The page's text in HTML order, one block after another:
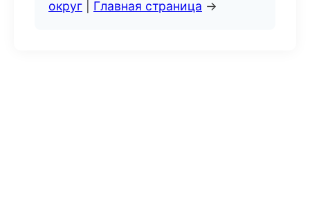
округ
Главная страница →